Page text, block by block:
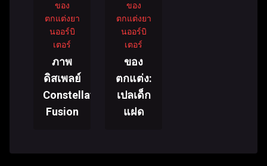
ของ
ตกแต่งยา
นออร์บิ
เตอร์
ภาพ
ดิสเพลย์
Constellations
Fusion
ของ
ตกแต่งยา
นออร์บิ
เตอร์
ของ
ตกแต่ง:
เปลเด็ก
แฝด